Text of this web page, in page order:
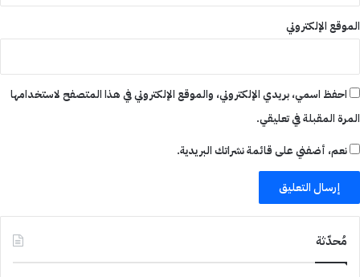
الموقع الإلكتروني
احفظ اسمي، بريدي الإلكتروني، والموقع الإلكتروني في هذا المتصفح لاستخدامها
المرة المقبلة في تعليقي.
نعم، أضفني على قائمة نشراتك البريدية.
مُحدّثة